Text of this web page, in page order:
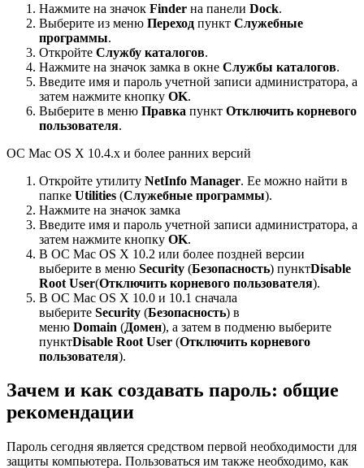
Нажмите на значок Finder на панели Dock.
Выберите из меню Переход пункт Служебные
программы.
Откройте Службу каталогов.
Нажмите на значок замка в окне Службы каталогов.
Введите имя и пароль учетной записи администратора, а
затем нажмите кнопку OK.
Выберите в меню Правка пункт Отключить корневого
пользователя.
ОС Mac OS X 10.4.x и более ранних версий
Откройте утилиту NetInfo Manager. Ее можно найти в
папке Utilities (Служебные программы).
Нажмите на значок замка
Введите имя и пароль учетной записи администратора, а
затем нажмите кнопку OK.
В ОС Mac OS X 10.2 или более поздней версии
выберите в меню Security (Безопасность) пунктDisable
Root User(Отключить корневого пользователя).
В ОС Mac OS X 10.0 и 10.1 сначала
выберите Security (Безопасность) в
меню Domain (Домен), а затем в подменю выберите
пунктDisable Root User (Отключить корневого
пользователя).
Зачем и как создавать пароль: общие
рекомендации
Пароль сегодня является средством первой необходимости для
защиты компьютера. Пользоваться им также необходимо, как